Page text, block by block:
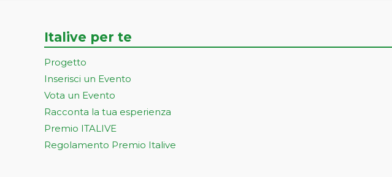
Italive per te
Progetto
Inserisci un Evento
Vota un Evento
Racconta la tua esperienza
Premio ITALIVE
Regolamento Premio Italive